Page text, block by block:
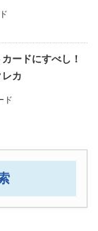
ードにすべし！
カ
ド